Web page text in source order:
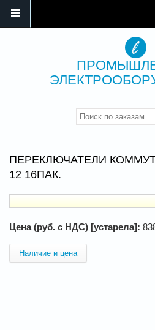
Введите ключевые
ПЕРЕКЛЮЧАТЕЛИ
12 16ПАК.
Цена (руб. с НДС) [устарела]:
Наличие и цена